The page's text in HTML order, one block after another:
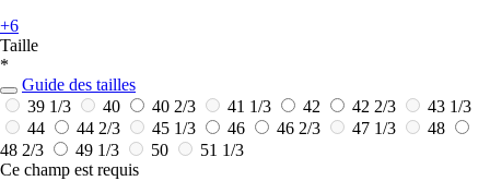
+6
Taille
*
Guide des tailles
39 1/3
40 40 2/3 41 1/3 42 42 2/3
43 1/3
44
44 2/3 45 1/3 46 46 2/3 47 1/3
48
48 2/3
49 1/3 50
51 1/3
Ce champ est requis